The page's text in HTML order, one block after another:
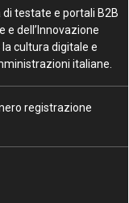
testate e portali B2B
dell’Innovazione
cultura digitale e
italiane.
registrazione